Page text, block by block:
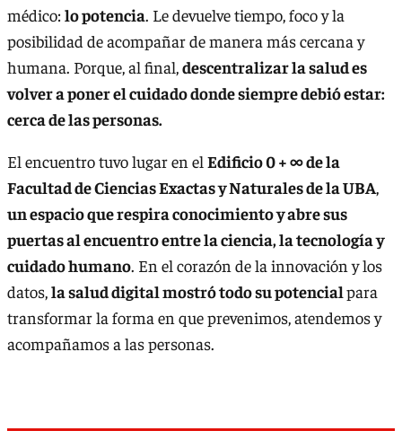
médico:lo potencia. Le devuelve tiempo, foco y la
posibilidad de acompañar de manera más cercana y
humana. Porque, al final,descentralizar la salud es
volver a poner el cuidado donde siempre debió estar:
cerca de las personas.
El encuentro tuvo lugar en el Edificio 0 + ∞ de la
Facultad de Ciencias Exactas y Naturales de la UBA,
un espacio que respira conocimiento y abre sus
puertas al encuentro entre la ciencia, la tecnología y
cuidado humano. En el corazón de la innovación y los
datos,la salud digital mostró todo su potencialpara
transformar la forma en que prevenimos, atendemos y
acompañamos a las personas.